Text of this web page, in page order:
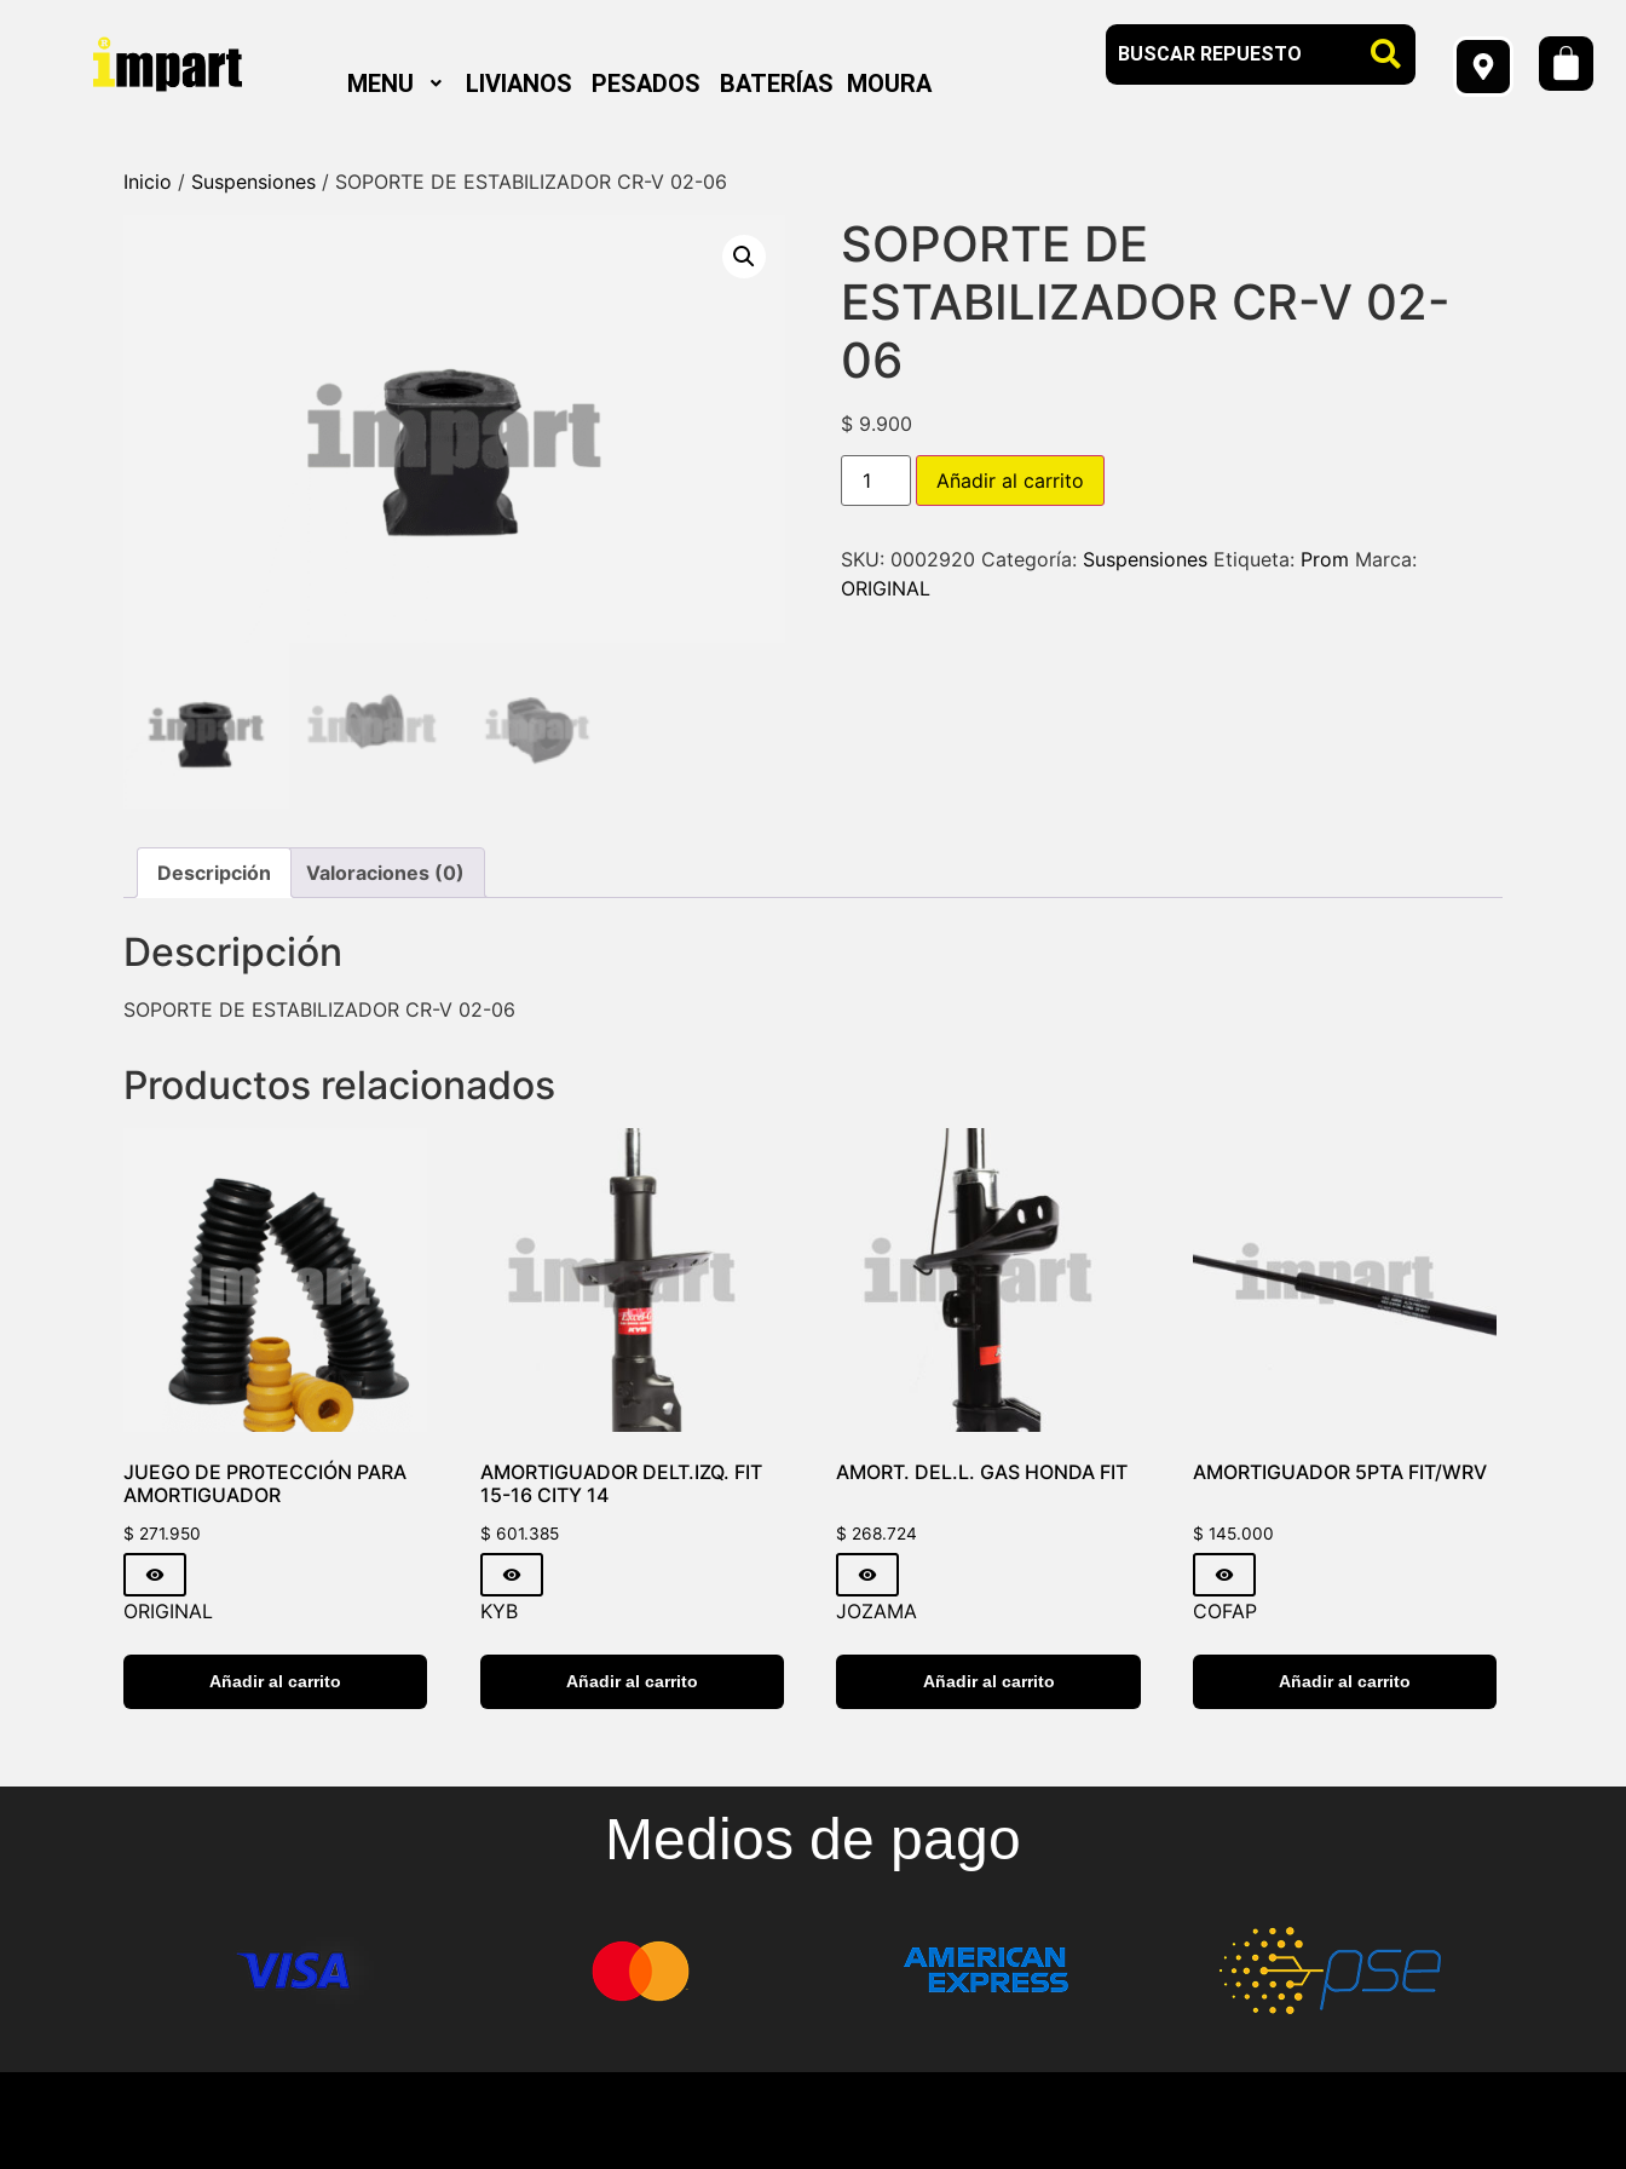
MENU LIVIANOS PESADOS BATERÍAS MOURA
Inicio / Suspensiones / SOPORTE DE ESTABILIZADOR CR-V 02-06
SOPORTE DE
ESTABILIZADOR CR-V 02-
06
$9.900
Añadir al carrito
SKU: 0002920 Categoría: Suspensiones Etiqueta: Prom Marca:
ORIGINAL
Descripción Valoraciones (0)
Descripción
SOPORTE DE ESTABILIZADOR CR-V 02-06
Productos relacionados
JUEGO DE PROTECCIÓN PARA
AMORTIGUADOR
$ 271.950
ORIGINAL
Añadir al carrito
AMORTIGUADOR DELT.IZQ. FIT
15-16 CITY 14
$ 601.385
KYB
Añadir al carrito
AMORT. DEL.L. GAS HONDA FIT
$ 268.724
JOZAMA
Añadir al carrito
AMORTIGUADOR 5PTA FIT/WRV
$ 145.000
COFAP
Añadir al carrito
Medios de pago